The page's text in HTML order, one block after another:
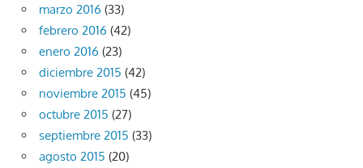
marzo 2016 (33)
febrero 2016 (42)
enero 2016 (23)
diciembre 2015 (42)
noviembre 2015 (45)
octubre 2015 (27)
septiembre 2015 (33)
agosto 2015 (20)